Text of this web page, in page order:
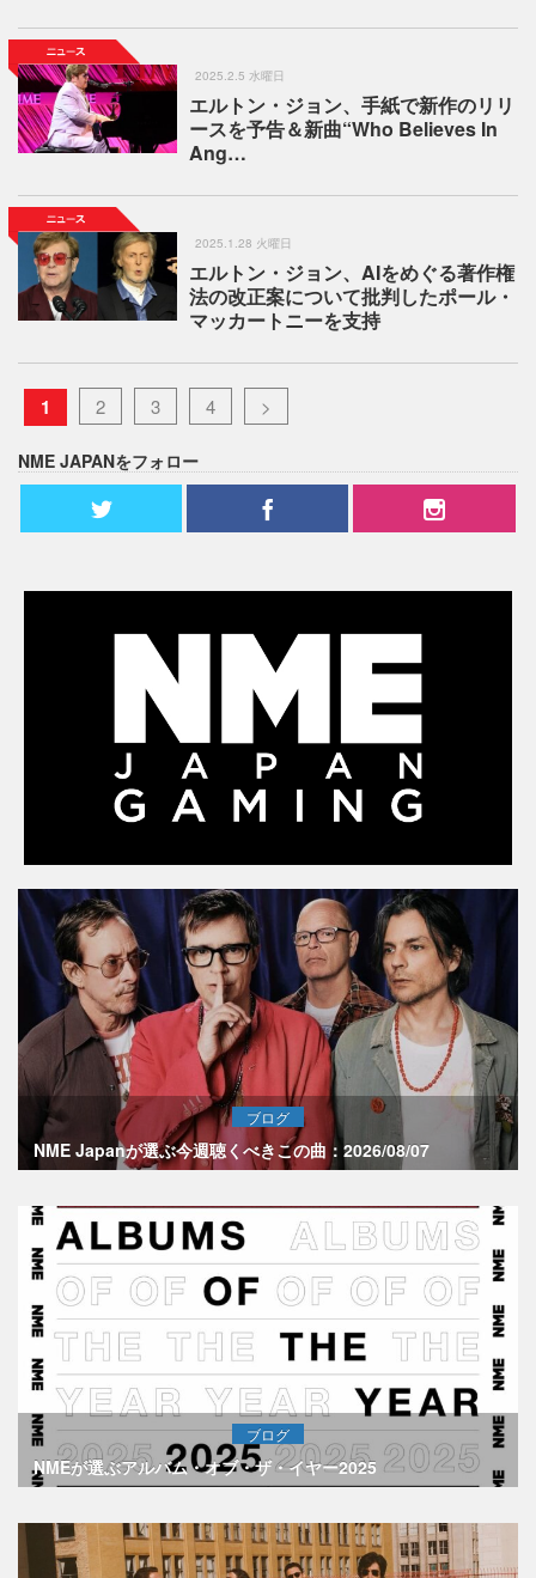
2025.2.5 水曜日
エルトン・ジョン、手紙で新作のリリ
ースを予告＆新曲“Who Believes In
Ang…
2025.1.28 火曜日
エルトン・ジョン、AIをめぐる著作権
法の改正案について批判したポール・
マッカートニーを支持
1 2 3 4 >
NME JAPANをフォロー
ブログ
NME Japanが選ぶ今週聴くべきこの曲：2026/08/07
ブログ
NMEが選ぶアルバム・オブ・ザ・イヤー2025